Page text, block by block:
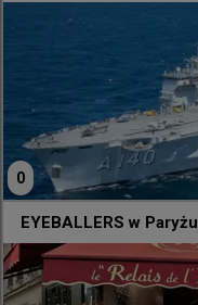
0
EYEBALLERS w Paryżu